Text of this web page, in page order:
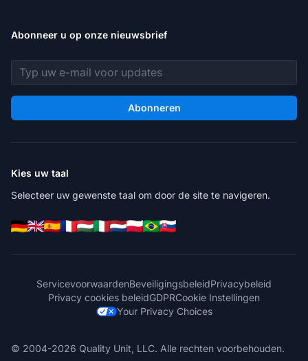
Abonneer u op onze nieuwsbrief
E-mailadres
Abonneren
Kies uw taal
Selecteer uw gewenste taal om door de site te navigeren.
ServicevoorwaardenBeveiligingsbeleidPrivacybeleid
Privacy cookies beleidGDPRCookie Instellingen
Your Privacy Choices
© 2004-2026 Quality Unit, LLC. Alle rechten voorbehouden.